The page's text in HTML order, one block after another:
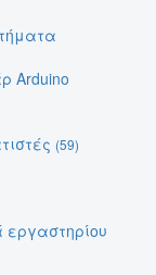
Arduino
(59)
εργαστηρίου